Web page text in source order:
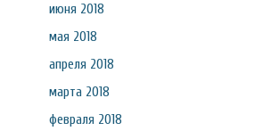
июня 2018
мая 2018
апреля 2018
марта 2018
февраля 2018